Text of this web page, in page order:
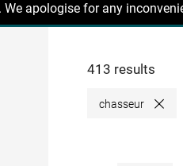
apologise for any
413 results
chasseur Close